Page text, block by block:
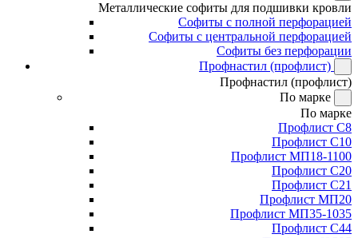
Металлические софиты для подшивки кровли
Софиты с полной перфорацией
Софиты с центральной перфорацией
Софиты без перфорации
Профнастил (профлист)
Профнастил (профлист)
По марке
По марке
Профлист С8
Профлист С10
Профлист МП18-1100
Профлист С20
Профлист С21
Профлист МП20
Профлист МП35-1035
Профлист С44